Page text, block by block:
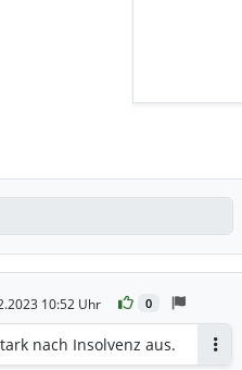
10:52 Uhr 0
nach Insolvenz aus.